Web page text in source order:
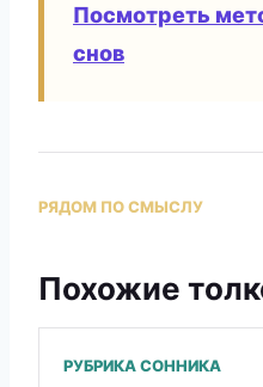
Посмотреть
снов
РЯДОМ ПО СМЫСЛУ
Похожие
РУБРИКА СОННИКА